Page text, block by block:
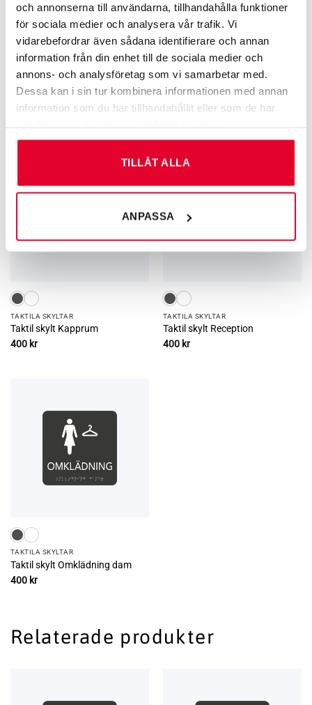
och annonserna till användarna, tillhandahålla funktioner
för sociala medier och analysera vår trafik. Vi
vidarebefordrar även sådana identifierare och annan
information från din enhet till de sociala medier och
annons- och analysföretag som vi samarbetar med.
Dessa kan i sin tur kombinera informationen med annan
information som du har tillhandahållit eller som de har
TILLÅT ALLA
ANPASSA
Du kanske också gillar …
TAKTILA SKYLTAR
Taktil skylt Kapprum
400 kr
TAKTILA SKYLTAR
Taktil skylt Reception
400 kr
TAKTILA SKYLTAR
Taktil skylt Omklädning dam
400 kr
Relaterade produkter